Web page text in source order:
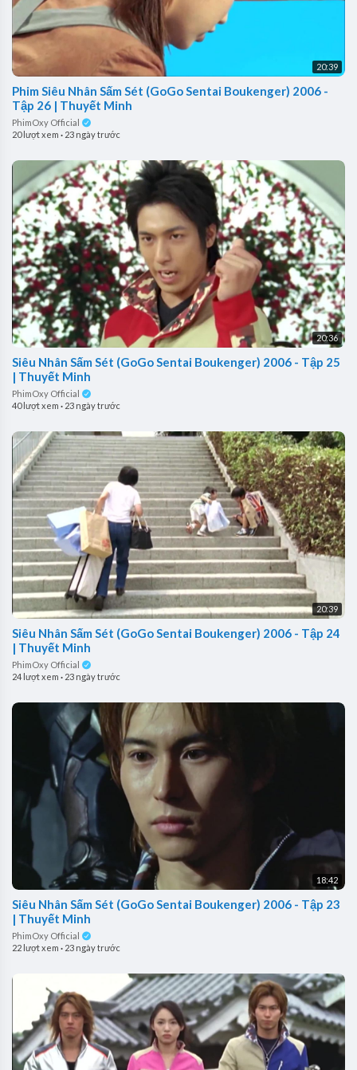
20:39
Phim Siêu Nhân Sấm Sét (GoGo Sentai Boukenger) 2006 -
Tập 26 | Thuyết Minh
PhimOxy Official
20 lượt xem · 23 ngày trước
20:36
Siêu Nhân Sấm Sét (GoGo Sentai Boukenger) 2006 - Tập 25
| Thuyết Minh
PhimOxy Official
40 lượt xem · 23 ngày trước
20:39
Siêu Nhân Sấm Sét (GoGo Sentai Boukenger) 2006 - Tập 24
| Thuyết Minh
PhimOxy Official
24 lượt xem · 23 ngày trước
18:42
Siêu Nhân Sấm Sét (GoGo Sentai Boukenger) 2006 - Tập 23
| Thuyết Minh
PhimOxy Official
22 lượt xem · 23 ngày trước